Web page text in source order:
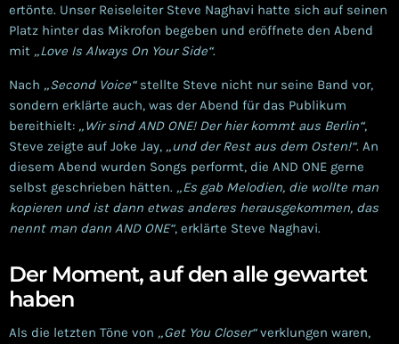
ertönte. Unser Reiseleiter Steve Naghavi hatte sich auf seinen
Platz hinter das Mikrofon begeben und eröffnete den Abend
mit „Love Is Always On Your Side“.
Nach „Second Voice“stellte Steve nicht nur seine Band vor,
sondern erklärte auch, was der Abend für das Publikum
bereithielt: „Wir sind AND ONE! Der hier kommt aus Berlin“,
Steve zeigte auf Joke Jay, „und der Rest aus dem Osten!“. An
diesem Abend wurden Songs performt, die AND ONE gerne
selbst geschrieben hätten. „Es gab Melodien, die wollte man
kopieren und ist dann etwas anderes herausgekommen, das
nennt man dann AND ONE“, erklärte Steve Naghavi.
Der Moment, auf den alle gewartet
haben
Als die letzten Töne von „Get You Closer“verklungen waren,